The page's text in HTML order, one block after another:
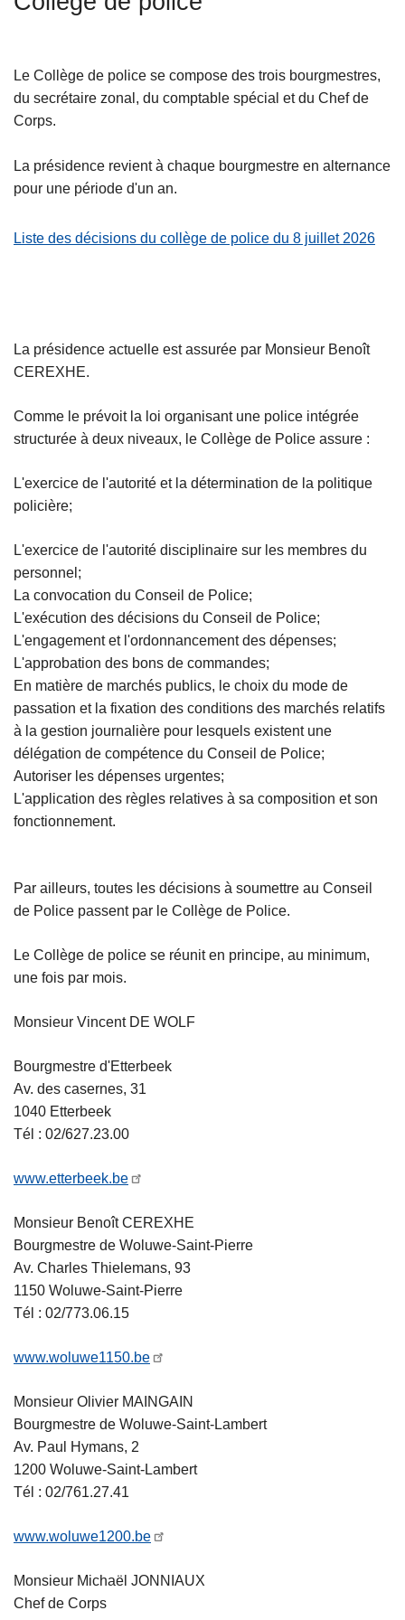
Le Collège de police se compose des trois bourgmestres,
du secrétaire zonal, du comptable spécial et du Chef de
Corps.
La présidence revient à chaque bourgmestre en alternance
pour une période d'un an.
Liste des décisions du collège de police du 8 juillet 2026
La présidence actuelle est assurée par Monsieur Benoît
CEREXHE.
Comme le prévoit la loi organisant une police intégrée
structurée à deux niveaux, le Collège de Police assure :
L'exercice de l'autorité et la détermination de la politique
policière;
L'exercice de l'autorité disciplinaire sur les membres du
personnel;
La convocation du Conseil de Police;
L'exécution des décisions du Conseil de Police;
L'engagement et l'ordonnancement des dépenses;
L'approbation des bons de commandes;
En matière de marchés publics, le choix du mode de
passation et la fixation des conditions des marchés relatifs
à la gestion journalière pour lesquels existent une
délégation de compétence du Conseil de Police;
Autoriser les dépenses urgentes;
L'application des règles relatives à sa composition et son
fonctionnement.
Par ailleurs, toutes les décisions à soumettre au Conseil
de Police passent par le Collège de Police.
Le Collège de police se réunit en principe, au minimum,
une fois par mois.
Monsieur Vincent DE WOLF
Bourgmestre d'Etterbeek
Av. des casernes, 31
1040 Etterbeek
Tél : 02/627.23.00
www.etterbeek.be
Monsieur Benoît CEREXHE
Bourgmestre de Woluwe-Saint-Pierre
Av. Charles Thielemans, 93
1150 Woluwe-Saint-Pierre
Tél : 02/773.06.15
www.woluwe1150.be
Monsieur Olivier MAINGAIN
Bourgmestre de Woluwe-Saint-Lambert
Av. Paul Hymans, 2
1200 Woluwe-Saint-Lambert
Tél : 02/761.27.41
www.woluwe1200.be
Monsieur Michaël JONNIAUX
Chef de Corps